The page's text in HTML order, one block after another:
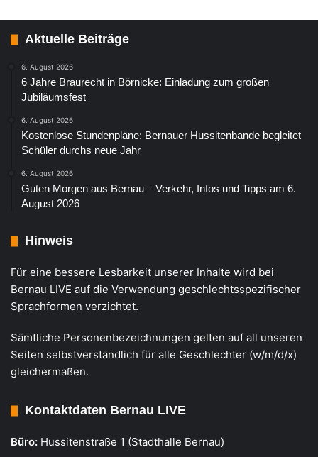
Aktuelle Beiträge
6. August 2026
6 Jahre Braurecht in Börnicke: Einladung zum großen
Jubiläumsfest
6. August 2026
Kostenlose Stundenpläne: Bernauer Hussitenbande begleitet
Schüler durchs neue Jahr
6. August 2026
Guten Morgen aus Bernau – Verkehr, Infos und Tipps am 6.
August 2026
Hinweis
Für eine bessere Lesbarkeit unserer Inhalte wird bei
Bernau LIVE auf die Verwendung geschlechtsspezifischer
Sprachformen verzichtet.
Sämtliche Personenbezeichnungen gelten auf all unseren
Seiten selbstverständlich für alle Geschlechter (w/m/d/x)
gleichermaßen.
Kontaktdaten Bernau LIVE
Büro: Hussitenstraße 1 (Stadthalle Bernau)